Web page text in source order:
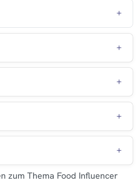
zum Thema Food Influencer